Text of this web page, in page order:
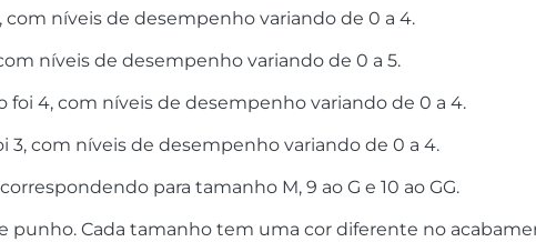
com níveis de desempenho variando de 0 a 4.
níveis de desempenho variando de 0 a 5.
foi 4, com níveis de desempenho variando de 0 a 4.
3, com níveis de desempenho variando de 0 a 4.
para tamanho M, 9 ao G e 10 ao GG.
punho. Cada tamanho tem uma cor diferente no